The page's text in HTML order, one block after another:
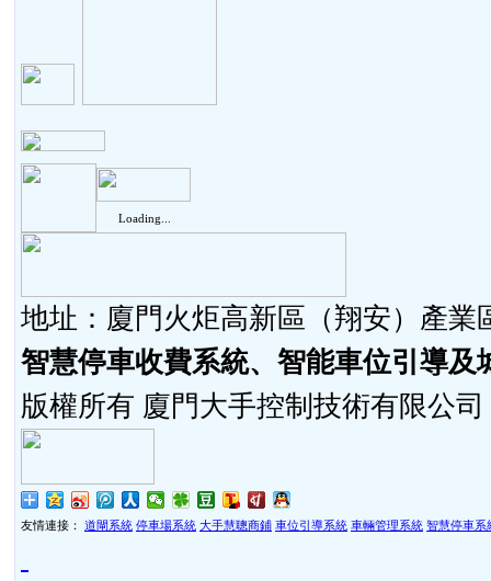
Loading...
地址：廈門火炬高新區（翔安）產業
智慧停車收費系統、智能車位引導及
版權所有 廈門大手控制技術有限公司
友情連接： 道閘系統 停車場系統 大手慧聰商鋪 車位引導系統 車輛管理系統 智慧停車系